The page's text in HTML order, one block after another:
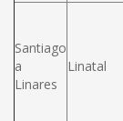
Santiago
a
Linares
Linatal